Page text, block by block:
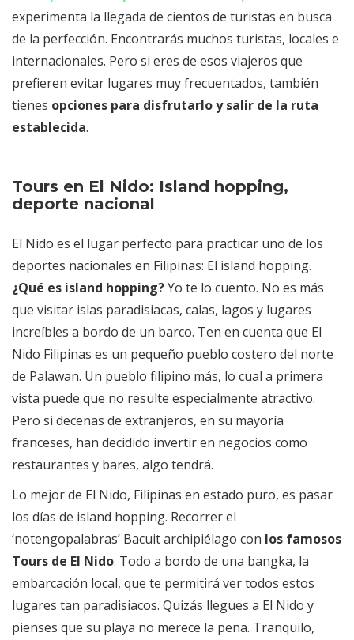
experimenta la llegada de cientos de turistas en busca
de la perfección. Encontrarás muchos turistas, locales e
internacionales. Pero si eres de esos viajeros que
prefieren evitar lugares muy frecuentados, también
tienes opciones para disfrutarlo y salir de la ruta
establecida.
Tours en El Nido: Island hopping,
deporte nacional
El Nido es el lugar perfecto para practicar uno de los
deportes nacionales en Filipinas: El island hopping.
¿Qué es island hopping?Yo te lo cuento. No es más
que visitar islas paradisiacas, calas, lagos y lugares
increíbles a bordo de un barco. Ten en cuenta que El
Nido Filipinas es un pequeño pueblo costero del norte
de Palawan. Un pueblo filipino más, lo cual a primera
vista puede que no resulte especialmente atractivo.
Pero si decenas de extranjeros, en su mayoría
franceses, han decidido invertir en negocios como
restaurantes y bares, algo tendrá.
Lo mejor de El Nido, Filipinas en estado puro, es pasar
los días de island hopping. Recorrer el
‘notengopalabras’ Bacuit archipiélago con los famosos
Tours de El Nido. Todo a bordo de una bangka, la
embarcación local, que te permitirá ver todos estos
lugares tan paradisiacos. Quizás llegues a El Nido y
pienses que su playa no merece la pena. Tranquilo,